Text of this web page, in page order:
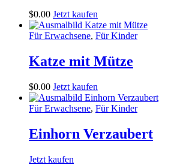
$0.00 Jetzt kaufen
Für Erwachsene, Für Kinder
Katze mit Mütze
$0.00 Jetzt kaufen
Für Erwachsene, Für Kinder
Einhorn Verzaubert
Jetzt kaufen